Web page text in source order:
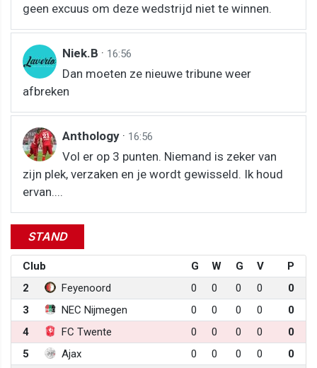
geen excuus om deze wedstrijd niet te winnen.
Niek.B · 16:56
Dan moeten ze nieuwe tribune weer
afbreken
Anthology · 16:56
Vol er op 3 punten. Niemand is zeker van
zijn plek, verzaken en je wordt gewisseld. Ik houd
ervan....
STAND
Club G W G V
P
2
Feyenoord 0 0 0 0
0
3
NEC Nijmegen 0 0 0 0
0
4
FC Twente 0 0 0 0
0
5
Ajax 0 0 0 0
0